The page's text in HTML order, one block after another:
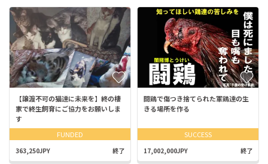
【譲渡不可の猫達に未来を】終の棲
家で終生飼育にご協力をお願いしま
す
FUNDED
363,250JPY 終了
闘鶏で傷つき捨てられた軍鶏達の生
きる場所を作る
SUCCESS
17,002,000JPY 終了